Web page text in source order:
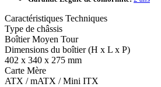
Caractéristiques Techniques
Type de châssis
Boîtier Moyen Tour
Dimensions du boîtier (H x L x P)
402 x 340 x 275 mm
Carte Mère
ATX / mATX / Mini ITX